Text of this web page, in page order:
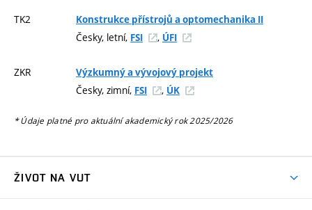
TK2 Konstrukce přístrojů a optomechanika II
Česky, letní, FSI , ÚFI
ZKR Výzkumný a vývojový projekt
Česky, zimní, FSI , ÚK
* Údaje platné pro aktuální akademický rok 2025/2026
ŽIVOT NA VUT